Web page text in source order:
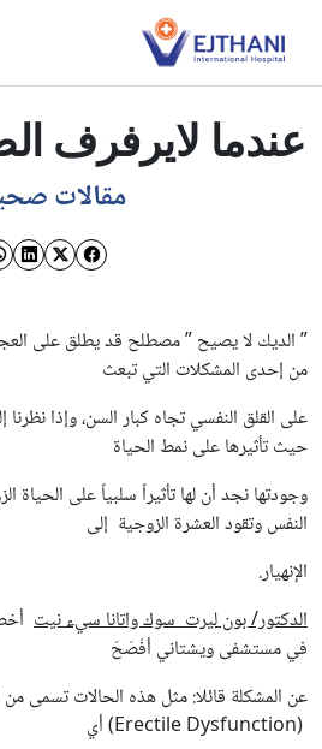
عندما لايرفرف
مقالات
” الديك لا يصيح ” مصطلح قد يطلق على
من إحدى المشكلات التي تبعث
على القلق النفسي تجاه كبار السن، وإذا
حيث تأثيرها على نمط الحياة
وجودتها نجد أن لها تأثيراً سلبياً على الحياة
النفس وتقود العشرة الزوجية إلى
الإنهيار.
الدكتور/ بون ليرت سوك واتانا سيء نيت
في مستشفى ويشتاني أفْصَحَ
عن المشكلة قائلا: مثل هذه الحالات تسمى من
(
Erectile Dysfunction) أي